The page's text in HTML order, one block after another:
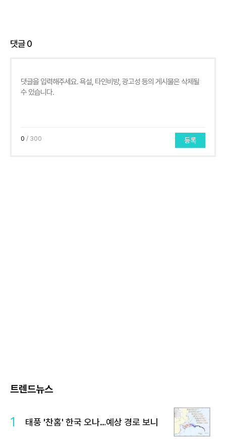
댓글0
0 / 300 등록
트렌드뉴스
1 태풍 '찬홈' 한국 오나…예상 경로 보니